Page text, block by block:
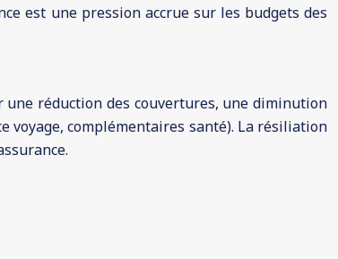
est une pression accrue sur les budgets des
une réduction des couvertures, une diminution
voyage, complémentaires santé). La résiliation